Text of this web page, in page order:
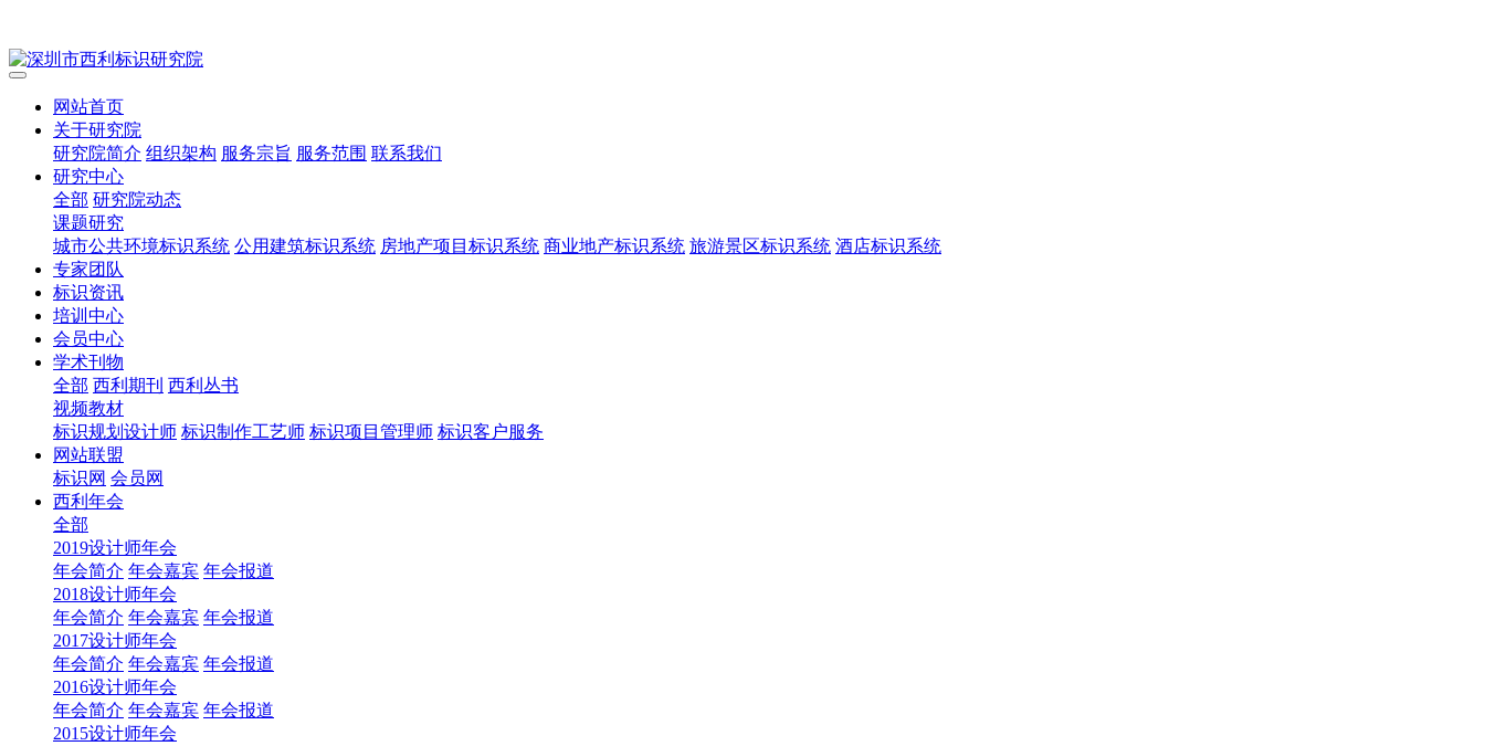
网站首页
关于研究院
研究院简介 组织架构 服务宗旨 服务范围 联系我们
研究中心
全部 研究院动态
课题研究
城市公共环境标识系统 公用建筑标识系统 房地产项目标识系统 商业地产标识系统 旅游景区标识系统 酒店标识系统
专家团队
标识资讯
培训中心
会员中心
学术刊物
全部 西利期刊 西利丛书
视频教材
标识规划设计师 标识制作工艺师 标识项目管理师 标识客户服务
网站联盟
标识网 会员网
西利年会
全部
2019设计师年会
年会简介 年会嘉宾 年会报道
2018设计师年会
年会简介 年会嘉宾 年会报道
2017设计师年会
年会简介 年会嘉宾 年会报道
2016设计师年会
年会简介 年会嘉宾 年会报道
2015设计师年会